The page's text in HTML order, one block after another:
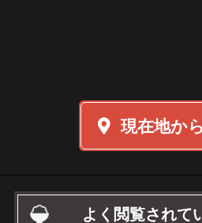
現在地か
よく閲覧されて